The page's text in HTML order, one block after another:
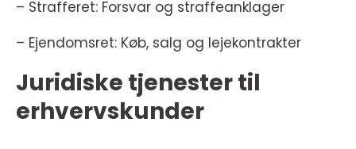
– Strafferet: Forsvar og straffeanklager
– Ejendomsret: Køb, salg og lejekontrakter
Juridiske tjenester til
erhvervskunder